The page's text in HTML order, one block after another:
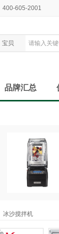
400-605-2001
宝贝
品牌汇总
冰沙搅拌机